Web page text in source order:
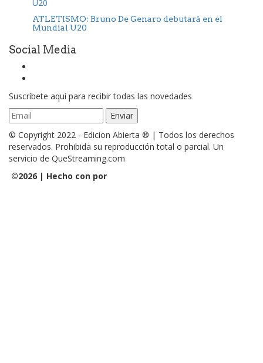
ATLETISMO: Bruno De Genaro debutará en el
Mundial U20
Social Media
Suscríbete aquí para recibir todas las novedades
© Copyright 2022 - Edicion Abierta ® | Todos los derechos
reservados. Prohibida su reproducción total o parcial. Un
servicio de QueStreaming.com
©2026 | Hecho con por